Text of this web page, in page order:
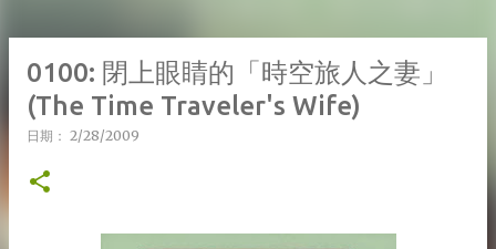
0100: 閉上眼睛的「時空旅人之妻」
(The Time Traveler's Wife)
日期： 2/28/2009